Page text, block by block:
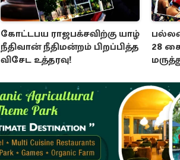
கோட்டபய ராஜபக்சவிற்கு யாழ்
நீதிவான் நீதிமன்றம் பிறப்பித்த
விசேட உத்தரவு!
28